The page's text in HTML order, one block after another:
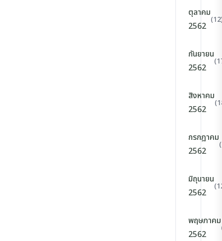
ตุลาคม
2562
กันยายน
2562
สิงหาคม
2562
กรกฎาคม
2562
มิถุนายน
2562
พฤษภาคม
2562